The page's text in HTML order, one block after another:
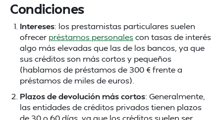
Condiciones
Intereses: los prestamistas particulares suelen
ofrecer préstamos personalescon tasas de interés
algo más elevadas que las de los bancos, ya que
sus créditos son más cortos y pequeños
(hablamos de préstamos de 300 € frente a
préstamos de miles de euros).
Plazos de devolución más cortos: Generalmente,
las entidades de créditos privados tienen plazos
de 30 o 60 días, ya que los créditos suelen ser